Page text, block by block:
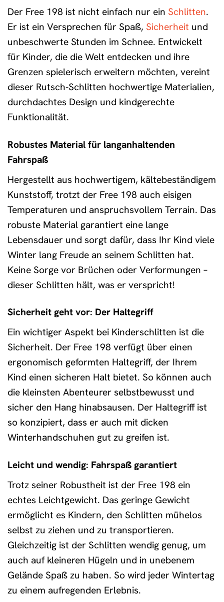
Der Free 198 ist nicht einfach nur ein Schlitten.
Er ist ein Versprechen für Spaß, Sicherheit und
unbeschwerte Stunden im Schnee. Entwickelt
für Kinder, die die Welt entdecken und ihre
Grenzen spielerisch erweitern möchten, vereint
dieser Rutsch-Schlitten hochwertige Materialien,
durchdachtes Design und kindgerechte
Funktionalität.
Robustes Material für langanhaltenden
Fahrspaß
Hergestellt aus hochwertigem, kältebeständigem
Kunststoff, trotzt der Free 198 auch eisigen
Temperaturen und anspruchsvollem Terrain. Das
robuste Material garantiert eine lange
Lebensdauer und sorgt dafür, dass Ihr Kind viele
Winter lang Freude an seinem Schlitten hat.
Keine Sorge vor Brüchen oder Verformungen –
dieser Schlitten hält, was er verspricht!
Sicherheit geht vor: Der Haltegriff
Ein wichtiger Aspekt bei Kinderschlitten ist die
Sicherheit. Der Free 198 verfügt über einen
ergonomisch geformten Haltegriff, der Ihrem
Kind einen sicheren Halt bietet. So können auch
die kleinsten Abenteurer selbstbewusst und
sicher den Hang hinabsausen. Der Haltegriff ist
so konzipiert, dass er auch mit dicken
Winterhandschuhen gut zu greifen ist.
Leicht und wendig: Fahrspaß garantiert
Trotz seiner Robustheit ist der Free 198 ein
echtes Leichtgewicht. Das geringe Gewicht
ermöglicht es Kindern, den Schlitten mühelos
selbst zu ziehen und zu transportieren.
Gleichzeitig ist der Schlitten wendig genug, um
auch auf kleineren Hügeln und in unebenem
Gelände Spaß zu haben. So wird jeder Wintertag
zu einem aufregenden Erlebnis.